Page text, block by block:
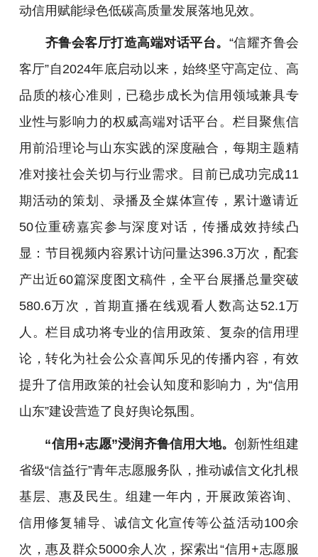
动信用赋能绿色低碳高质量发展落地见效。
齐鲁会客厅打造高端对话平台。 “信耀齐鲁会
客厅”自2024年底启动以来，始终坚守高定位、高
品质的核心准则，已稳步成长为信用领域兼具专
业性与影响力的权威高端对话平台。栏目聚焦信
用前沿理论与山东实践的深度融合，每期主题精
准对接社会关切与行业需求。目前已成功完成11
期活动的策划、录播及全媒体宣传，累计邀请近
50位重磅嘉宾参与深度对话，传播成效持续凸
显：节目视频内容累计访问量达396.3万次，配套
产出近60篇深度图文稿件，全平台展播总量突破
580.6万次，首期直播在线观看人数高达52.1万
人。栏目成功将专业的信用政策、复杂的信用理
论，转化为社会公众喜闻乐见的传播内容，有效
提升了信用政策的社会认知度和影响力，为“信用
山东”建设营造了良好舆论氛围。
“信用+志愿”浸润齐鲁信用大地。创新性组建
省级“信益行”青年志愿服务队，推动诚信文化扎根
基层、惠及民生。组建一年内，开展政策咨询、
信用修复辅导、诚信文化宣传等公益活动100余
次，惠及群众5000余人次，探索出“信用+志愿服